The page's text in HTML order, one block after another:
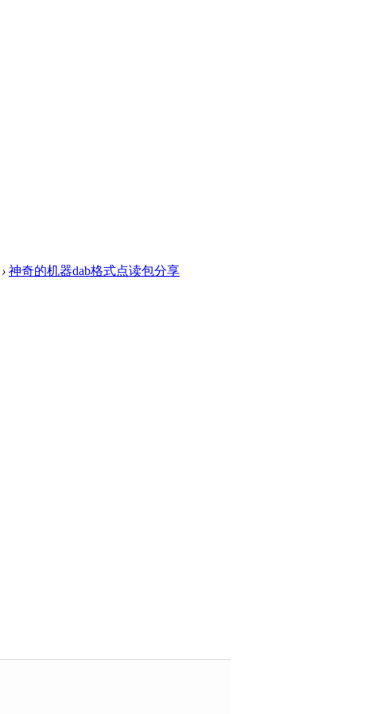
› 神奇的机器dab格式点读包分享